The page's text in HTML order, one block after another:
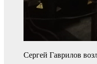
Сергей Гаврилов